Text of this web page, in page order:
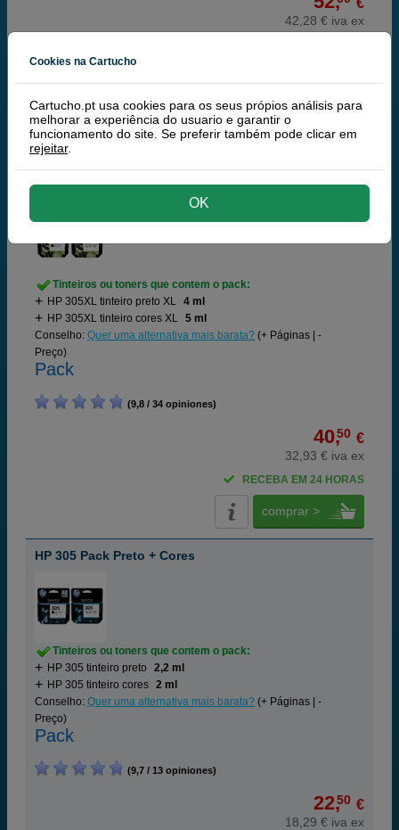
€
42,28 € iva ex
HP
HP 305XL Pack de 2 tinteiros XL: Preto + Cores
Tinteiros ou toners que contem o pack:
HP 305XL tinteiro preto XL 4 ml
HP 305XL tinteiro cores XL 5 ml
Conselho: Quer uma alternativa mais barata? (+ Páginas | -
Preço)
Pack
(9,8 / 34 opiniones)
40,50 €
32,93 € iva ex
RECEBA EM 24 HORAS
comprar >
HP 305 Pack Preto + Cores
Tinteiros ou toners que contem o pack:
HP 305 tinteiro preto
2,2 ml
HP 305 tinteiro cores 2 ml
Conselho: Quer uma alternativa mais barata? (+ Páginas | -
Preço)
Pack
(9,7 / 13 opiniones)
22,50 €
18,29 € iva ex
Cookies na Cartucho
Cartucho.pt usa cookies para os seus própios análisis para
melhorar a experiência do usuario e garantir o
funcionamento do site. Se preferir também pode clicar em
rejeitar.
OK